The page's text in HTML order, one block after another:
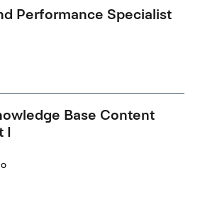
Performance Specialist
Base Content
I